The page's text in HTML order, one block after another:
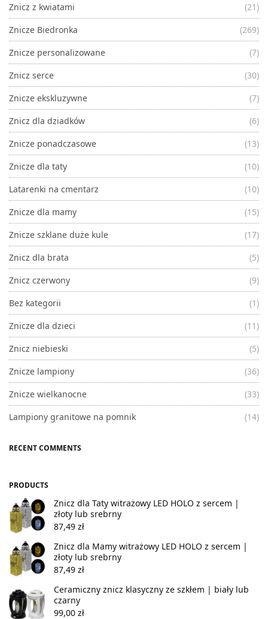
Znicz z kwiatami
(21)
Znicze Biedronka
(269)
Znicze personalizowane
(7)
Znicz serce
(30)
Znicze ekskluzywne
(7)
Znicz dla dziadków
(6)
Znicze ponadczasowe
(13)
Znicze dla taty
(10)
Latarenki na cmentarz
(10)
Znicze dla mamy
(15)
Znicze szklane duże kule
(17)
Znicz dla brata
(5)
Znicz czerwony
(9)
Bez kategorii
(1)
Znicze dla dzieci
(11)
Znicz niebieski
(5)
Znicze lampiony
(36)
Znicze wielkanocne
(33)
Lampiony granitowe na pomnik
(14)
RECENT COMMENTS
PRODUCTS
Znicz dla Taty witrażowy LED HOLO z sercem |
złoty lub srebrny
87,49 zł
Znicz dla Mamy witrażowy LED HOLO z sercem |
złoty lub srebrny
87,49 zł
Ceramiczny znicz klasyczny ze szkłem | biały lub
czarny
99,00 zł